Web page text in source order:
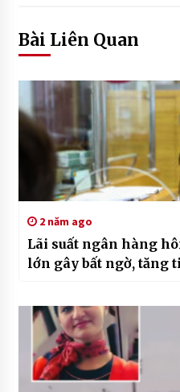
Bài Liên Quan
2 năm ago
Lãi suất ngân hàng
lớn gây bất ngờ, tăng